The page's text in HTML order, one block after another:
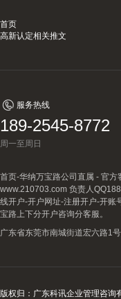
首页
高新认定相关推文
服务热线
189-2545-8772
周一至周日
首页-华纳万宝路公司直属 - 官
www.210703.com 负责人
线开户-开户网址-注册开户-开账
宝路上下分开户咨询分客服。
广东省东莞市南城街道宏六路1
版权归：广东科讯企业管理咨询